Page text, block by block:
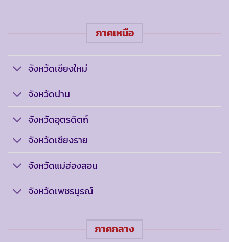
ภาคเหนือ
จังหวัดเชียงใหม่
จังหวัดน่าน
จังหวัดอุตรดิตถ์
จังหวัดเชียงราย
จังหวัดแม่ฮ่องสอน
จังหวัดเพชรบูรณ์
ภาคกลาง